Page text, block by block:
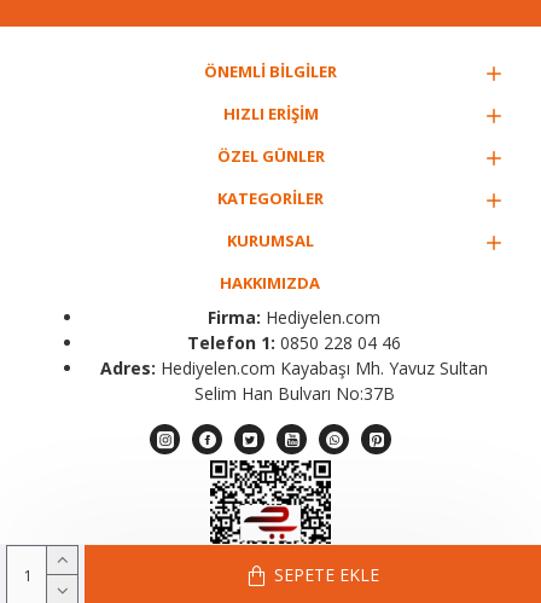
SEPETE EKLE
ÖNEMLİ BİLGİLER
HIZLI ERİŞİM
ÖZEL GÜNLER
KATEGORİLER
KURUMSAL
HAKKIMIZDA
Firma: Hediyelen.com
Telefon 1: 0850 228 04 46
Adres: Hediyelen.com Kayabaşı Mh. Yavuz Sultan
Selim Han Bulvarı No:37B